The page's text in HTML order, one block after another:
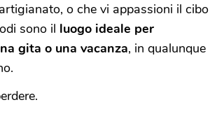
o che vi appassioni il cibo
sono il luogo ideale per
gita o una vacanza, in qualunque